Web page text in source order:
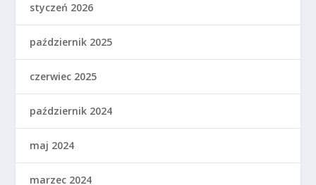
styczeń 2026
październik 2025
czerwiec 2025
październik 2024
maj 2024
marzec 2024